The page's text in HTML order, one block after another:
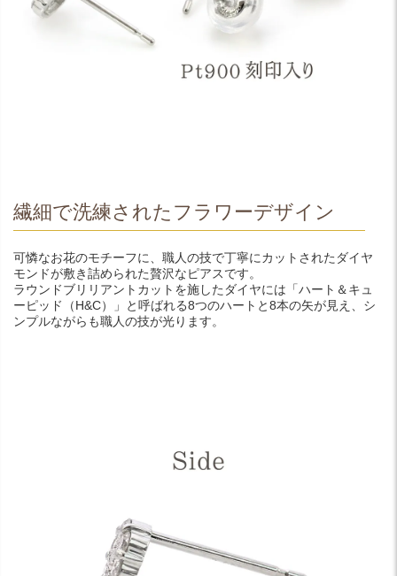
繊細で洗練されたフラワーデザイン
可憐なお花のモチーフに、職人の技で丁寧にカットされたダイヤ
モンドが敷き詰められた贅沢なピアスです。
ラウンドブリリアントカットを施したダイヤには「ハート＆キュ
ーピッド（H&C）」と呼ばれる8つのハートと8本の矢が見え、シ
ンプルながらも職人の技が光ります。